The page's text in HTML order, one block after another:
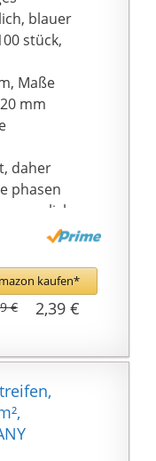
blauer
stück,
Maße
mm
daher
phasen
mglich
kaufen*
2,39 €
€